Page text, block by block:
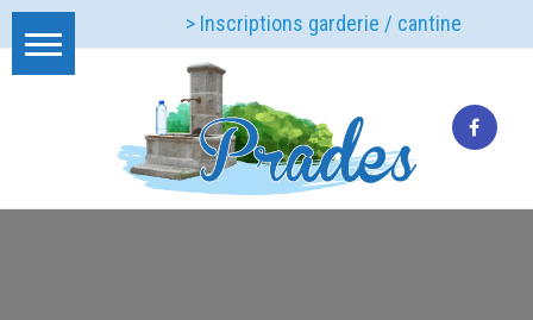
> Inscriptions garderie / cantine